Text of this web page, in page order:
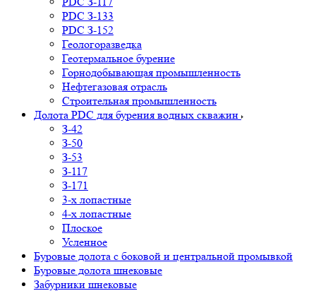
PDC З-133
PDC З-152
Геологоразведка
Геотермальное бурение
Горнодобывающая промышленность
Нефтегазовая отрасль
Строительная промышленность
Долота PDC для бурения водных скважин
З-42
З-50
З-53
З-117
З-171
3-х лопастные
4-х лопастные
Плоское
Усленное
Буровые долота с бoковой и центральной промывкой
Буровые долота шнековые
Забурники шнековые